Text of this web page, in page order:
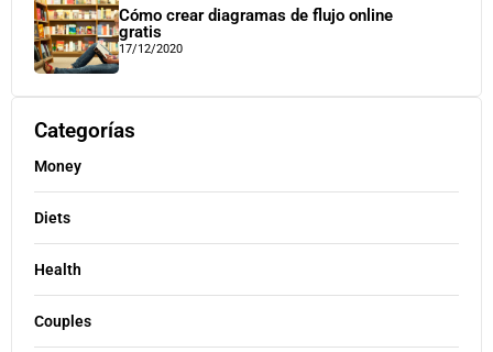
Cómo crear diagramas de flujo online
gratis
17/12/2020
Categorías
Money
Diets
Health
Couples